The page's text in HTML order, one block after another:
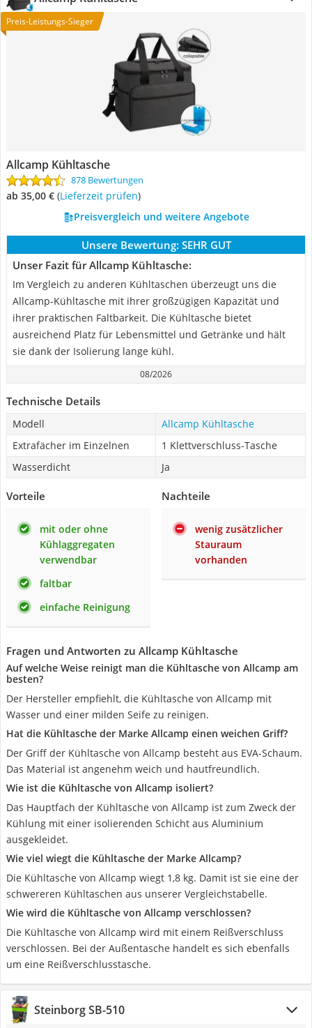
Preis-Leistungs-Sieger
Allcamp Kühltasche
878 Bewertungen
ab 35,00 € (Lieferzeit prüfen)
Preisvergleich und weitere Angebote
Unsere Bewertung: SEHR GUT
Unser Fazit für Allcamp Kühltasche:
Im Vergleich zu anderen Kühltaschen überzeugt uns die
Allcamp-Kühltasche mit ihrer großzügigen Kapazität und
ihrer praktischen Faltbarkeit. Die Kühltasche bietet
ausreichend Platz für Lebensmittel und Getränke und hält
sie dank der Isolierung lange kühl.
08/2026
Technische Details
Modell
Allcamp Kühltasche
Extrafächer im Einzelnen
1 Klettverschluss-Tasche
Wasserdicht
Ja
Vorteile
mit oder ohne
Kühlaggregaten
verwendbar
faltbar
einfache Reinigung
Nachteile
wenig zusätzlicher
Stauraum
vorhanden
Fragen und Antworten zu Allcamp Kühltasche
Auf welche Weise reinigt man die Kühltasche von Allcamp am
besten?
Der Hersteller empfiehlt, die Kühltasche von Allcamp mit
Wasser und einer milden Seife zu reinigen.
Hat die Kühltasche der Marke Allcamp einen weichen Griff?
Der Griff der Kühltasche von Allcamp besteht aus EVA-Schaum.
Das Material ist angenehm weich und hautfreundlich.
Wie ist die Kühltasche von Allcamp isoliert?
Das Hauptfach der Kühltasche von Allcamp ist zum Zweck der
Kühlung mit einer isolierenden Schicht aus Aluminium
ausgekleidet.
Wie viel wiegt die Kühltasche der Marke Allcamp?
Die Kühltasche von Allcamp wiegt 1,8 kg. Damit ist sie eine der
schwereren Kühltaschen aus unserer Vergleichstabelle.
Wie wird die Kühltasche von Allcamp verschlossen?
Die Kühltasche von Allcamp wird mit einem Reißverschluss
verschlossen. Bei der Außentasche handelt es sich ebenfalls
um eine Reißverschlusstasche.
Steinborg SB-510